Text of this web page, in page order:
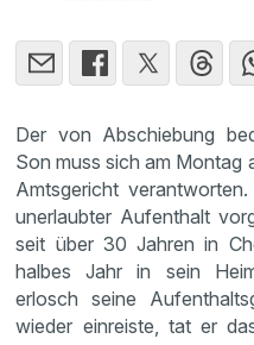
Der von Abschiebung
Son muss sich am Montag
Amtsgericht
unerlaubter Aufenthalt
seit über 30 Jahren in
halbes Jahr in sein
erlosch seine
wieder einreiste, tat er